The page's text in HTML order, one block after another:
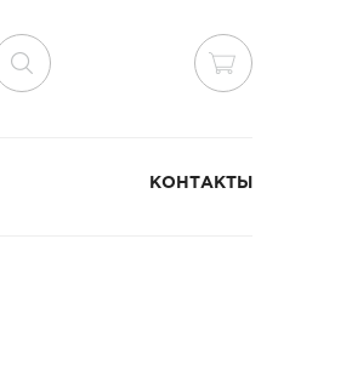
КОНТАКТЫ